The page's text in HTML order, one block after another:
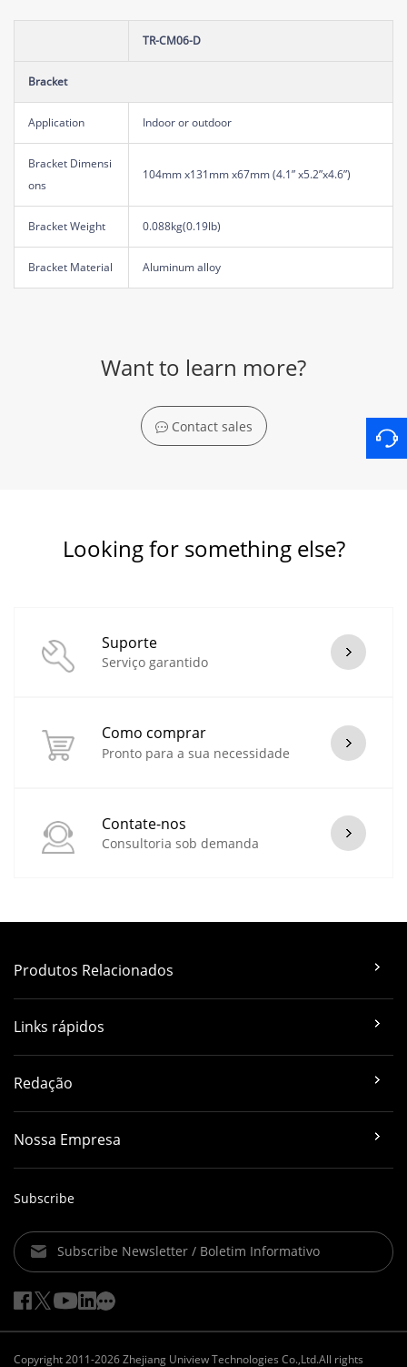
TR-CM06-D
Bracket
Application Indoor or outdoor
Bracket Dimensi
ons
104mm x131mm x67mm (4.1” x5.2”x4.6”)
Bracket Weight 0.088kg(0.19lb)
Bracket Material Aluminum alloy
Want to learn more?
Contact sales
Looking for something else?
Suporte
Serviço garantido
Como comprar
Pronto para a sua necessidade
Contate-nos
Consultoria sob demanda
Produtos Relacionados
Links rápidos
Redação
Nossa Empresa
Subscribe
Subscribe Newsletter / Boletim Informativo
Copyright 2011-2026 Zhejiang Uniview Technologies Co.,Ltd.All rights